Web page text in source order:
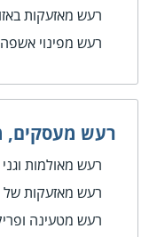
רעש מאזעקות
רעש מפינוי
רעש מעסקים,
רעש מאולמות וגני
רעש מאזעקות
רעש מטעינה